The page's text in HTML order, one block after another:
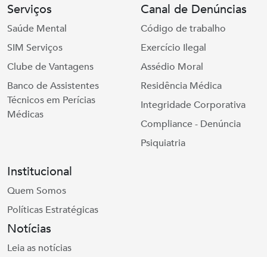
Serviços
Saúde Mental
SIM Serviços
Clube de Vantagens
Banco de Assistentes
Técnicos em Perícias
Médicas
Canal de Denúncias
Código de trabalho
Exercício Ilegal
Assédio Moral
Residência Médica
Integridade Corporativa
Compliance - Denúncia
Psiquiatria
Institucional
Quem Somos
Políticas Estratégicas
Notícias
Leia as notícias